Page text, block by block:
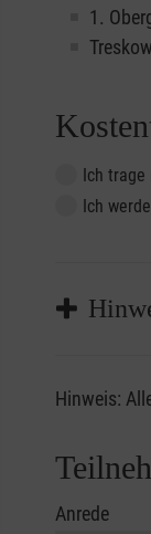
1.
Ich trage
Ich
Hinweis:
Anrede